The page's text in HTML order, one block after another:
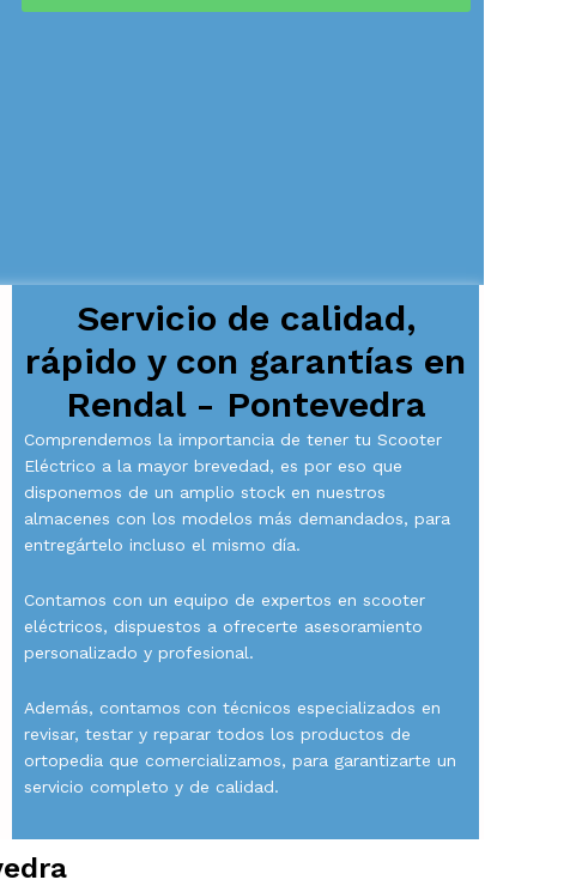
Servicio de calidad,
rápido y con garantías en
Rendal - Pontevedra
Comprendemos la importancia de tener tu Scooter
Eléctrico a la mayor brevedad, es por eso que
disponemos de un amplio stock en nuestros
almacenes con los modelos más demandados, para
entregártelo incluso el mismo día.
Contamos con un equipo de expertos en scooter
eléctricos, dispuestos a ofrecerte asesoramiento
personalizado y profesional.
Además, contamos con técnicos especializados en
revisar, testar y reparar todos los productos de
ortopedia que comercializamos, para garantizarte un
servicio completo y de calidad.